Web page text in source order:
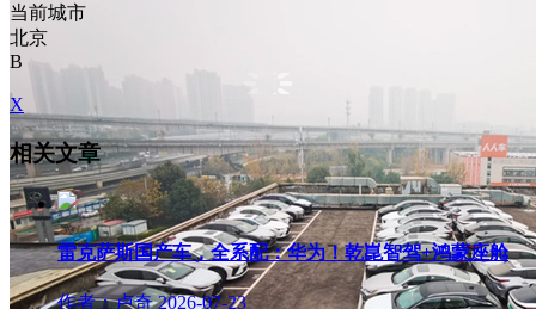
当前城市
北京
B
X
相关文章
雷克萨斯国产车，全系配：华为！乾崑智驾+鸿蒙座舱
作者：卢奇 2026-07-23